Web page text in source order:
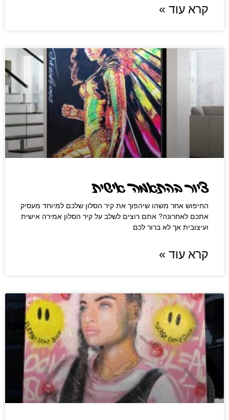
קרא עוד »
ציור בהתאמה אישית
החיפוש אחר משהו שיהפוך את קיר הסלון שלכם למיוחד מעסיק
אתכם לאחרונה? אתם רוצים לשלב על קיר הסלון אמירה אישית
ועיצובית אך לא ברור לכם
קרא עוד »